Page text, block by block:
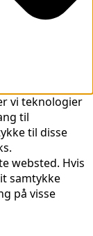
vi teknologier
til
til disse
websted. Hvis
samtykke
på visse